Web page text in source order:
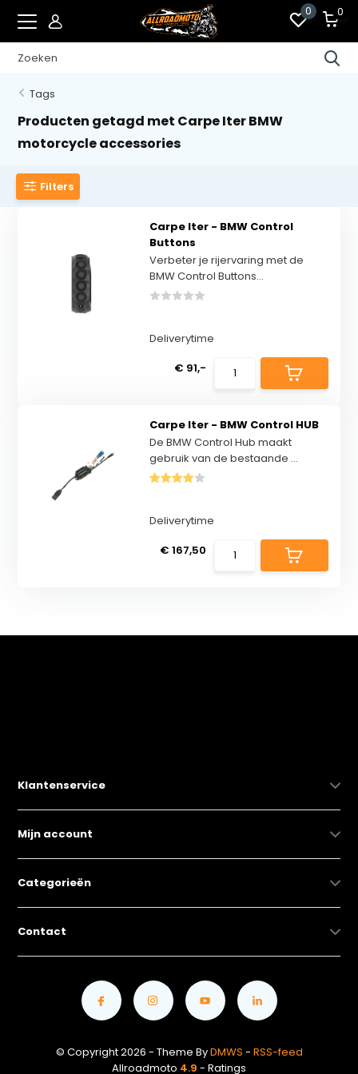
0 0
Tags
Producten getagd met Carpe Iter BMW
motorcycle accessories
Filters
Carpe Iter - BMW Control
Buttons
Verbeter je rijervaring met de
BMW Control Buttons...
Deliverytime
€ 91,-
Carpe Iter - BMW Control HUB
De BMW Control Hub maakt
gebruik van de bestaande ...
Deliverytime
€ 167,50
Klantenservice
Mijn account
Categorieën
Contact
© Copyright 2026 - Theme ByDMWS - RSS-feed
Allroadmoto 4.9 - Ratings